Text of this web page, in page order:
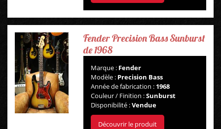
Fender Precision Bass Sunburst
de 1968
Marque : Fender
Modèle : Precision Bass
Année de fabrication : 1968
Couleur / Finition :Sunburst
Disponibilité :Vendue
Découvrir le produit